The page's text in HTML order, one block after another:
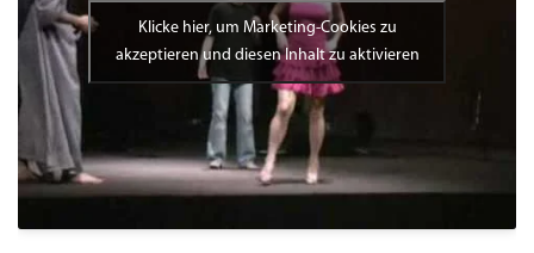
Klicke hier, um Marketing-Cookies zu
akzeptieren und diesen Inhalt zu aktivieren